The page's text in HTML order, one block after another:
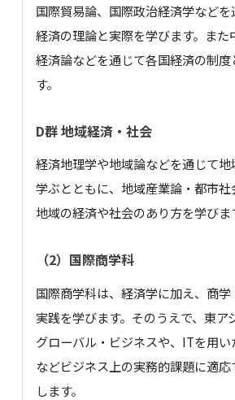
国際貿易論、国際政治経済学など
経済の理論と実際を学びます。また
経済論などを通じて各国経済の制度
す。
D群 地域経済・社会
経済地理学や地域論などを通じて
学ぶとともに、地域産業論・都市
地域の経済や社会のあり方を学びま
（2）国際商学科
国際商学科は、経済学に加え、商
実践を学びます。そのうえで、東ア
グローバル・ビジネスや、ITを用
などビジネス上の実務的課題に適
します。